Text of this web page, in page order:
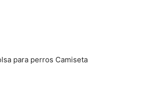
para perros Camiseta